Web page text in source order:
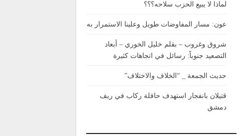
لماذا لا يبيع الحزب سلاحه؟؟؟
عون: مسار المفاوضات طويل وعلينا الاستمرار به
شروق وغروب – بقلم خليل الخوري – أبعاد
التصعيد جنوباً: رسائل في اتجاهات كثيرة
حديث الجمعة _ “الخلاف والاختلاف”
قتيلان بانفجار استهدف حافلة ركاب في ريف
دمشق